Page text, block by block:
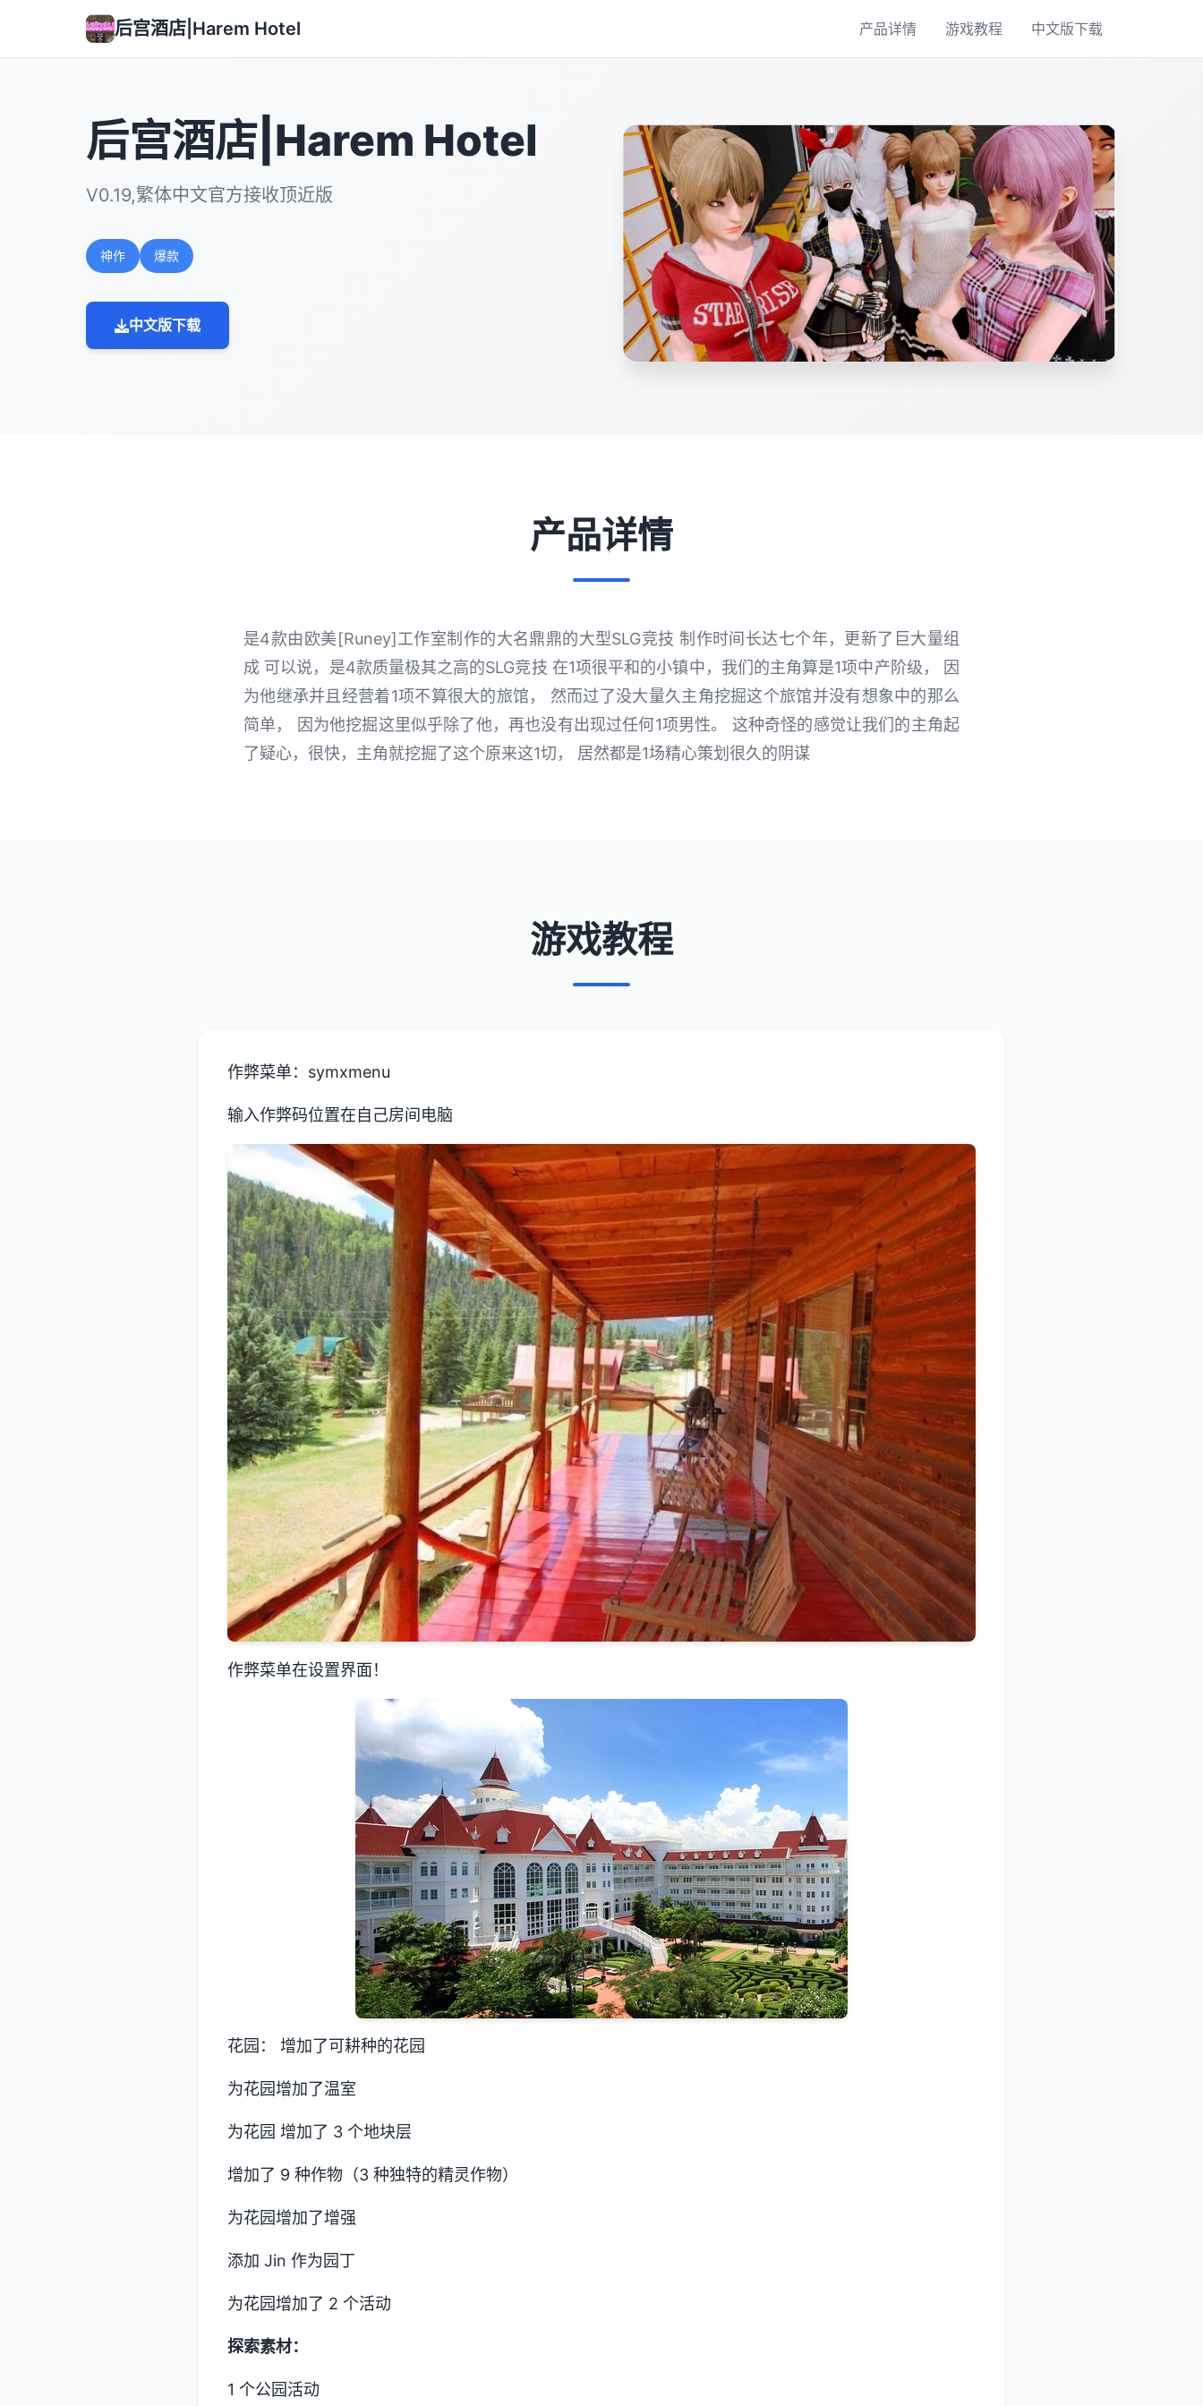
后宫酒店|Harem Hotel 产品详情 游戏教程 中文版下载
后宫酒店|Harem Hotel
V0.19,繁体中文官方接收顶近版
神作 爆款
中文版下载
产品详情
是4款由欧美[Runey]工作室制作的大名鼎鼎的大型SLG竞技 制作时间长达七个年，更新了巨大量组
成 可以说，是4款质量极其之高的SLG竞技 在1项很平和的小镇中，我们的主角算是1项中产阶级， 因
为他继承并且经营着1项不算很大的旅馆， 然而过了没大量久主角挖掘这个旅馆并没有想象中的那么
简单， 因为他挖掘这里似乎除了他，再也没有出现过任何1项男性。 这种奇怪的感觉让我们的主角起
了疑心，很快，主角就挖掘了这个原来这1切， 居然都是1场精心策划很久的阴谋
游戏教程
作弊菜单：symxmenu
输入作弊码位置在自己房间电脑
作弊菜单在设置界面！
花园： 增加了可耕种的花园
为花园增加了温室
为花园 增加了 3 个地块层
增加了 9 种作物（3 种独特的精灵作物）
为花园增加了增强
添加 Jin 作为园丁
为花园增加了 2 个活动
探索素材：
1 个公园活动